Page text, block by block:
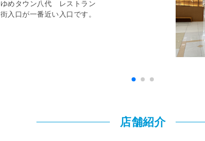
ゆめタウン八代 レストラン
街入口が一番近い入口です。
店舗紹介